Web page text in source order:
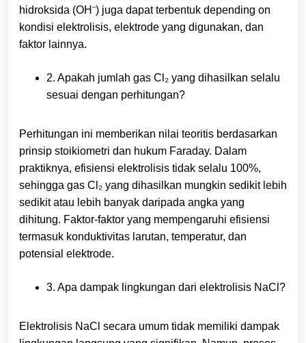
hidroksida (OH⁻) juga dapat terbentuk depending on
kondisi elektrolisis, elektrode yang digunakan, dan
faktor lainnya.
2. Apakah jumlah gas Cl₂ yang dihasilkan selalu
sesuai dengan perhitungan?
Perhitungan ini memberikan nilai teoritis berdasarkan
prinsip stoikiometri dan hukum Faraday. Dalam
praktiknya, efisiensi elektrolisis tidak selalu 100%,
sehingga gas Cl₂ yang dihasilkan mungkin sedikit lebih
sedikit atau lebih banyak daripada angka yang
dihitung. Faktor-faktor yang mempengaruhi efisiensi
termasuk konduktivitas larutan, temperatur, dan
potensial elektrode.
3. Apa dampak lingkungan dari elektrolisis NaCl?
Elektrolisis NaCl secara umum tidak memiliki dampak